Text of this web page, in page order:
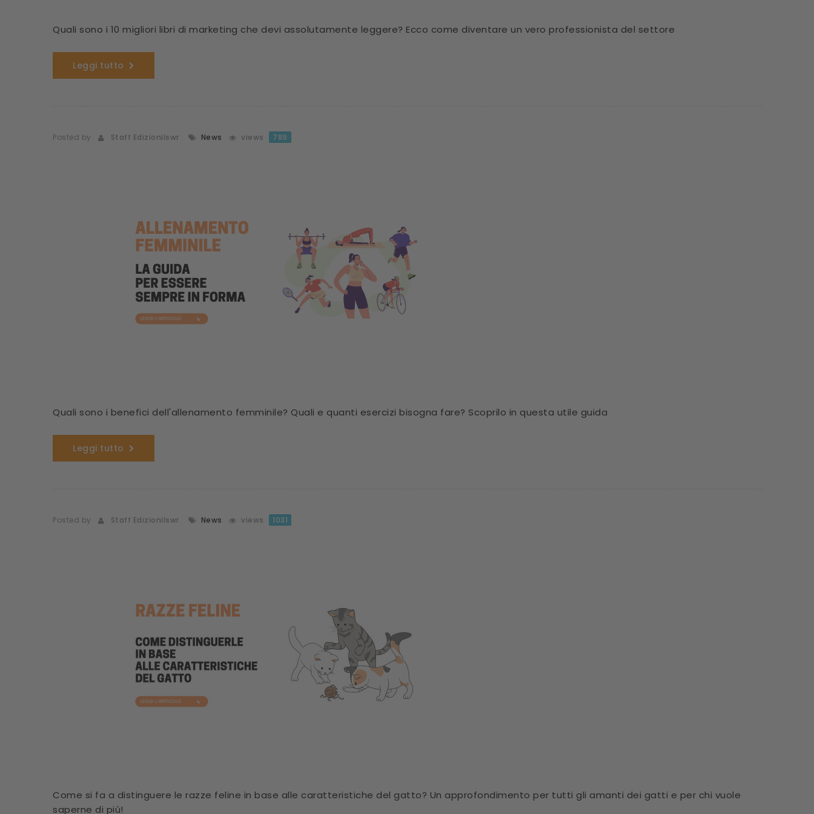
Quali sono i 10 migliori libri di marketing che devi assolutamente leggere? Ecco come diventare un vero professionista del settore
Leggi tutto
Posted by Staff Edizionilswr News views 789
Quali sono i benefici dell'allenamento femminile? Quali e quanti esercizi bisogna fare? Scoprilo in questa utile guida
Leggi tutto
Posted by Staff Edizionilswr News views 1031
Come si fa a distinguere le razze feline in base alle caratteristiche del gatto? Un approfondimento per tutti gli amanti dei gatti e per chi vuole
saperne di più!